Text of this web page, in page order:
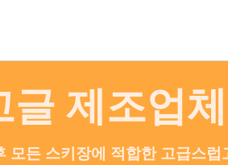
글 제조업체
모든 스키장에 적합한 고급스